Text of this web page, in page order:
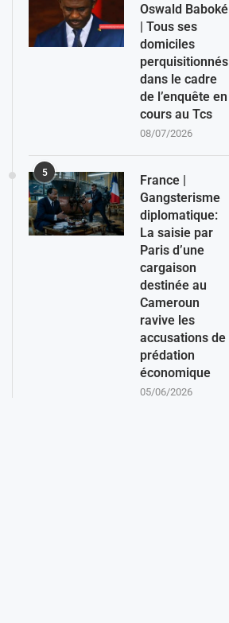
Oswald Baboké
| Tous ses
domiciles
perquisitionnés
dans le cadre
de l’enquête en
cours au Tcs
08/07/2026
5
France |
Gangsterisme
diplomatique:
La saisie par
Paris d’une
cargaison
destinée au
Cameroun
ravive les
accusations de
prédation
économique
05/06/2026